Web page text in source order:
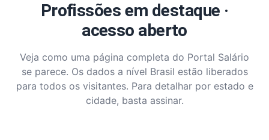
Profissões em destaque ·
acesso aberto
Veja como uma página completa do Portal Salário
se parece. Os dados a nível Brasil estão liberados
para todos os visitantes. Para detalhar por estado e
cidade, basta assinar.